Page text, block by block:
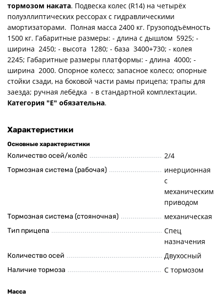
тормозом наката. Подвеска колес (R14) на четырёх
полуэллиптических рессорах с гидравлическими
амортизаторами. Полная масса 2400 кг. Грузоподъёмность
1500 кг. Габаритные размеры: - длина с дышлом 5925; -
ширина 2450; - высота 1280; - база 3400+730; - колея
2245; Габаритные размеры платформы: - длина 4000; -
ширина 2000. Опорное колесо; запасное колесо; опорные
стойки сзади, на боковой части рамы прицепа; трапы для
заезда; ручная лебёдка - в стандартной комплектации.
Категория "Е" обязательна.
Характеристики
Основные характеристики
Количество осей/колёс 2/4
Тормозная система (рабочая)
инерционная
с
механическим
приводом
Тормозная система (стояночная) механическая
Тип прицепа
Спец
назначения
Количество осей Двухосный
Наличие тормоза С тормозом
Масса